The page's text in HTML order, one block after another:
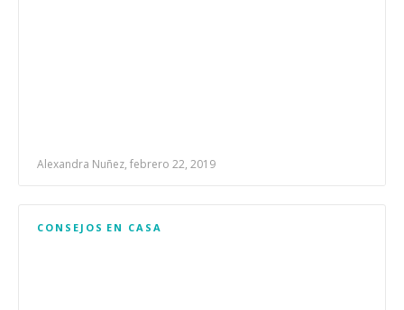
Alexandra Nuñez, febrero 22, 2019
CONSEJOS EN CASA